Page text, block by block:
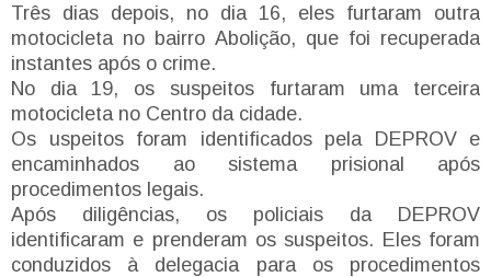
Três dias depois, no dia 16, eles furtaram outra
motocicleta no bairro Abolição, que foi recuperada
instantes após o crime.
No dia 19, os suspeitos furtaram uma terceira
motocicleta no Centro da cidade.
Os uspeitos foram identificados pela DEPROV e
encaminhados ao sistema prisional após
procedimentos legais.
Após diligências, os policiais da DEPROV
identificaram e prenderam os suspeitos. Eles foram
conduzidos à delegacia para os procedimentos